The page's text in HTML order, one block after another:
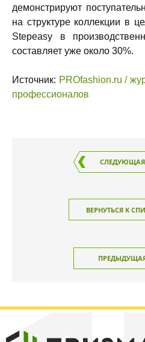
демонстрируют
на структуре коллекции в
Stepeasy в
составляет уже около 30%.
Источник: PROfashion.ru /
профессионалов
СЛЕДУЮЩАЯ
ВЕРНУТЬСЯ К
ПРЕДЫДУЩАЯ